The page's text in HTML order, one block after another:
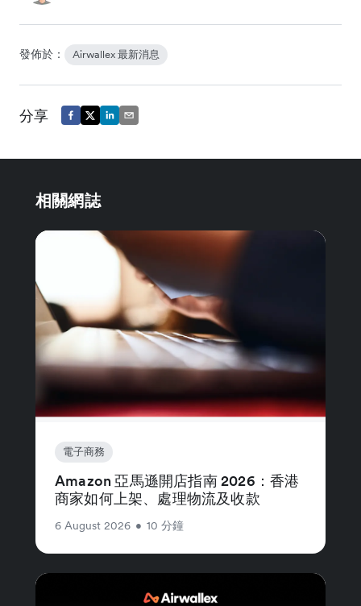
發佈於： Airwallex 最新消息
分享
相關網誌
電子商務
Amazon 亞馬遜開店指南 2026：香港
商家如何上架、處理物流及收款
6 August 2026 • 10 分鐘